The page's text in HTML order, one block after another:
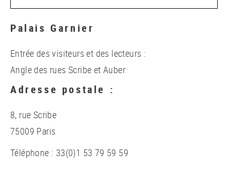
Palais Garnier
Entrée des visiteurs et des lecteurs :
Angle des rues Scribe et Auber
Adresse postale :
8, rue Scribe
75009 Paris
Téléphone : 33(0)1 53 79 59 59